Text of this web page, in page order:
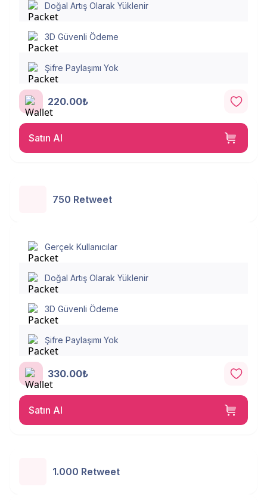
Doğal Artış Olarak Yüklenir
3D Güvenli Ödeme
Şifre Paylaşımı Yok
220.00₺
Satın Al
750 Retweet
Gerçek Kullanıcılar
Doğal Artış Olarak Yüklenir
3D Güvenli Ödeme
Şifre Paylaşımı Yok
330.00₺
Satın Al
1.000 Retweet